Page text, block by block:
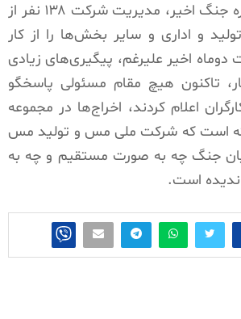
از قرار معلوم در دوره جنگ اخیر، مدیریت شرکت ۱۳۸ نفر از
و اداری و سایر بخش‌ها را از کار
دوماه اخیر علیرغم، پیگیری‌های زیادی
تاکنون هیچ مقام مسئولی پاسخگو
اعلام کردند، اخراج‌ها در مجموعه
است که شرکت ملی مس و تولید مس
جنگ چه به صورت مستقیم و چه به
است.